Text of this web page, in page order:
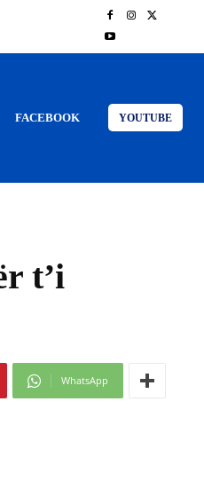
FACEBOOK YOUTUBE
t’i
WhatsApp